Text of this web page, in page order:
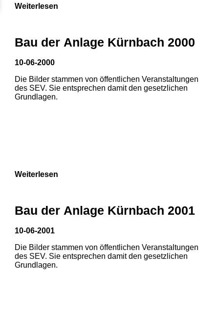
5
6
Weiterlesen
Bau der Anlage Kürnbach 2000
10-06-2000
Die Bilder stammen von öffentlichen Veranstaltungen
des SEV. Sie entsprechen damit den gesetzlichen
Grundlagen.
Weiterlesen
Bau der Anlage Kürnbach 2001
10-06-2001
Die Bilder stammen von öffentlichen Veranstaltungen
des SEV. Sie entsprechen damit den gesetzlichen
Grundlagen.